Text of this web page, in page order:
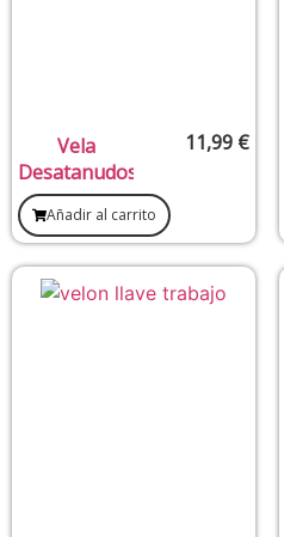
Vela
Desatanudos
11,99 €
Añadir al carrito